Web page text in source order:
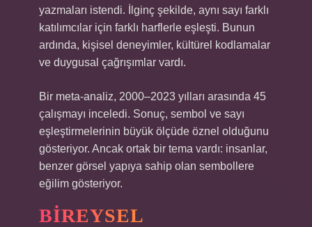
yazmaları istendi. İlginç şekilde, aynı sayı farklı
katılımcılar için farklı harflerle eşleşti. Bunun
ardında, kişisel deneyimler, kültürel kodlamalar
ve duygusal çağrışımlar vardı.
Bir meta-analiz, 2000–2023 yılları arasında 45
çalışmayı inceledi. Sonuç, sembol ve sayı
eşleştirmelerinin büyük ölçüde öznel olduğunu
gösteriyor. Ancak ortak bir tema vardı: insanlar,
benzer görsel yapıya sahip olan sembollere
eğilim gösteriyor.
BIREYSEL